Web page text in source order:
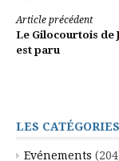
Lire
la
Article précédent
Le Gilocourtois de
est paru
LES
Evénements